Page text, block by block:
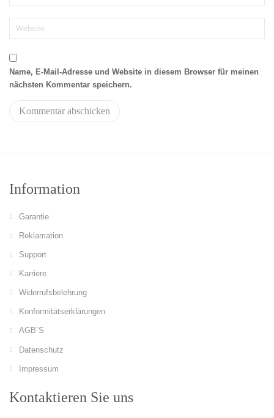
Name, E-Mail-Adresse und Website in diesem Browser für meinen
nächsten Kommentar speichern.
Information
Garantie
Reklamation
Support
Karriere
Widerrufsbelehrung
Konformitätserklärungen
AGB´S
Datenschutz
Impressum
Kontaktieren Sie uns